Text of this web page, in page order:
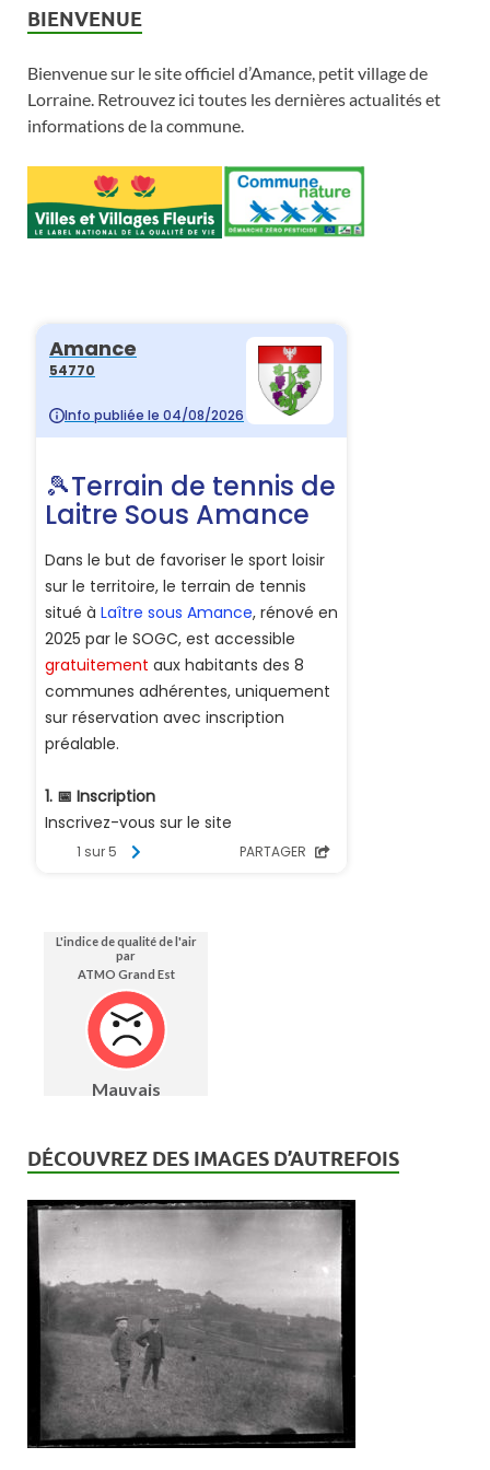
BIENVENUE
Bienvenue sur le site officiel d’Amance, petit village de
Lorraine. Retrouvez ici toutes les dernières actualités et
informations de la commune.
DÉCOUVREZ DES IMAGES D’AUTREFOIS